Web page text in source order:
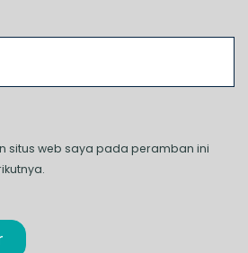
situs web saya pada peramban ini